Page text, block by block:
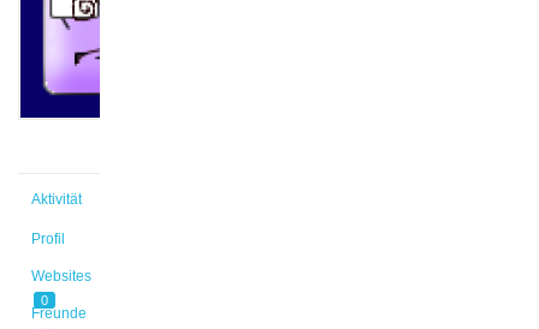
Aktivität
Profil
Websites
0
Freunde